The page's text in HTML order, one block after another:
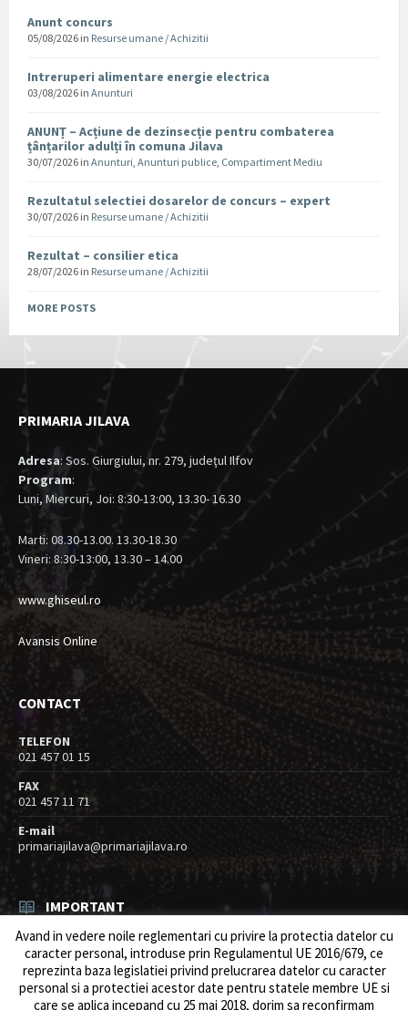
Anunt concurs
05/08/2026 in Resurse umane / Achizitii
Intreruperi alimentare energie electrica
03/08/2026 in Anunturi
ANUNȚ – Acțiune de dezinsecție pentru combaterea
țânțarilor adulți în comuna Jilava
30/07/2026 in Anunturi, Anunturi publice, Compartiment Mediu
Rezultatul selectiei dosarelor de concurs – expert
30/07/2026 in Resurse umane / Achizitii
Rezultat – consilier etica
28/07/2026 in Resurse umane / Achizitii
MORE POSTS
PRIMARIA JILAVA
Adresa: Sos. Giurgiului, nr. 279, judeţul Ilfov
Program:
Luni, Miercuri, Joi: 8:30-13:00, 13.30- 16.30
Marti: 08.30-13.00. 13.30-18.30
Vineri: 8:30-13:00, 13.30 – 14.00
www.ghiseul.ro
Avansis Online
CONTACT
TELEFON
021 457 01 15
FAX
021 457 11 71
E-mail
primariajilava@primariajilava.ro
IMPORTANT
Anunt concurs
05/08/2026 inResurse umane / Achizitii
Intreruperi alimentare energie electrica
Avand in vedere noile reglementari cu privire la protectia datelor cu
caracter personal, introduse prin Regulamentul UE 2016/679, ce
reprezinta baza legislatiei privind prelucrarea datelor cu caracter
personal si a protectiei acestor date pentru statele membre UE si
care se aplica incepand cu 25 mai 2018, dorim sa reconfirmam